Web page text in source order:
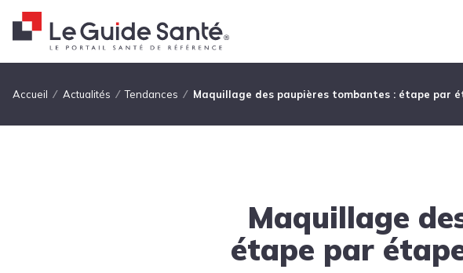
Fil d'Ariane
Accueil Actualités Tendances Maquillage des paupières tombantes : étape par
Maquillage
étape par